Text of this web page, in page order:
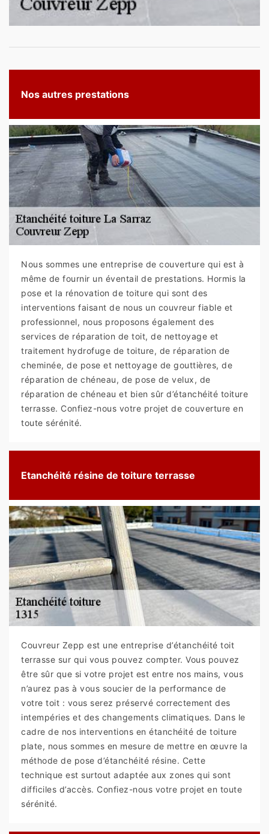
Nos autres prestations
Nous sommes une entreprise de couverture qui est à
même de fournir un éventail de prestations. Hormis la
pose et la rénovation de toiture qui sont des
interventions faisant de nous un couvreur fiable et
professionnel, nous proposons également des
services de réparation de toit, de nettoyage et
traitement hydrofuge de toiture, de réparation de
cheminée, de pose et nettoyage de gouttières, de
réparation de chéneau, de pose de velux, de
réparation de chéneau et bien sûr d’étanchéité toiture
terrasse. Confiez-nous votre projet de couverture en
toute sérénité.
Etanchéité résine de toiture terrasse
Couvreur Zepp est une entreprise d’étanchéité toit
terrasse sur qui vous pouvez compter. Vous pouvez
être sûr que si votre projet est entre nos mains, vous
n’aurez pas à vous soucier de la performance de
votre toit : vous serez préservé correctement des
intempéries et des changements climatiques. Dans le
cadre de nos interventions en étanchéité de toiture
plate, nous sommes en mesure de mettre en œuvre la
méthode de pose d’étanchéité résine. Cette
technique est surtout adaptée aux zones qui sont
difficiles d’accès. Confiez-nous votre projet en toute
sérénité.